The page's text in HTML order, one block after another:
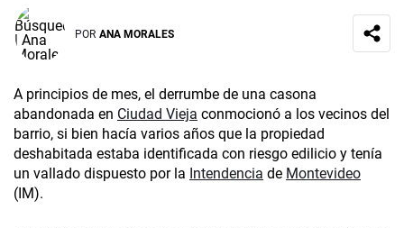
POR ANA MORALES
A principios de mes, el derrumbe de una casona
abandonada en Ciudad Vieja conmocionó a los vecinos del
barrio, si bien hacía varios años que la propiedad
deshabitada estaba identificada con riesgo edilicio y tenía
un vallado dispuesto por la Intendencia de Montevideo
(IM).